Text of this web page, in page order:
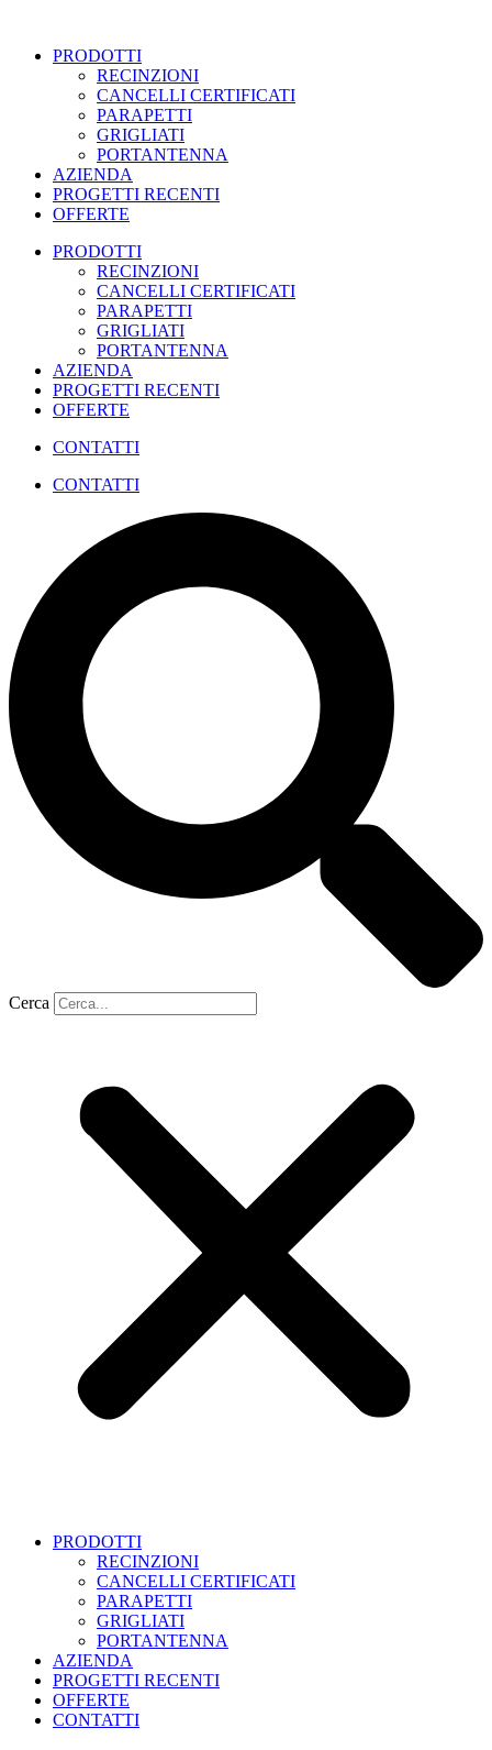
contenutoPRODOTTI
RECINZIONI
CANCELLI CERTIFICATI
PARAPETTI
GRIGLIATI
PORTANTENNA
AZIENDA
PROGETTI RECENTI
OFFERTE
PRODOTTI
RECINZIONI
CANCELLI CERTIFICATI
PARAPETTI
GRIGLIATI
PORTANTENNA
AZIENDA
PROGETTI RECENTI
OFFERTE
CONTATTI
CONTATTI
Cerca
PRODOTTI
RECINZIONI
CANCELLI CERTIFICATI
PARAPETTI
GRIGLIATI
PORTANTENNA
AZIENDA
PROGETTI RECENTI
OFFERTE
CONTATTI